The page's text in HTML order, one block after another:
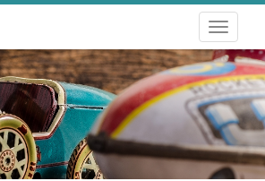
Toggle